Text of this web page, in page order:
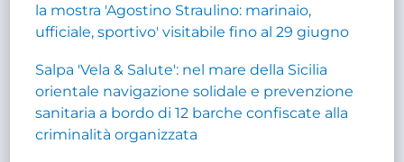
la mostra 'Agostino Straulino: marinaio,
ufficiale, sportivo' visitabile fino al 29 giugno
Salpa 'Vela & Salute': nel mare della Sicilia
orientale navigazione solidale e prevenzione
sanitaria a bordo di 12 barche confiscate alla
criminalità organizzata